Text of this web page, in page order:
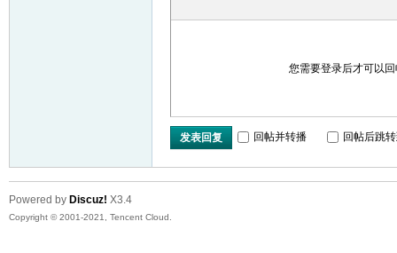
您需要登录后才可以
发表回复 回帖并转播 回帖后跳
Powered by Discuz! X3.4
Copyright © 2001-2021, Tencent Cloud.